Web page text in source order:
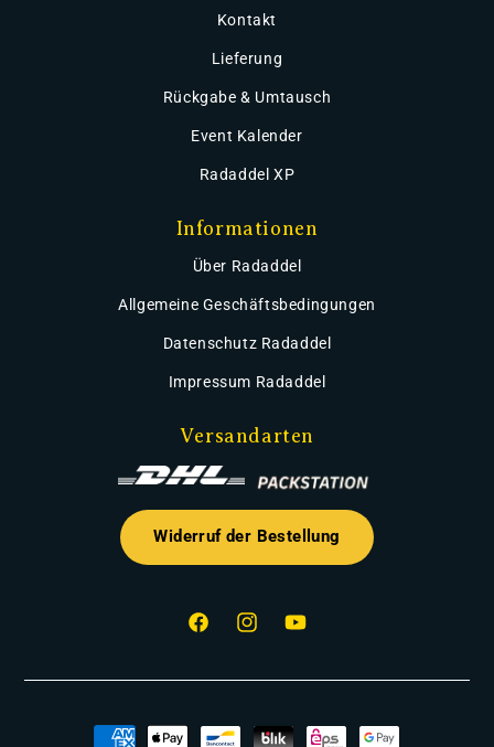
Kontakt
Lieferung
Rückgabe & Umtausch
Event Kalender
Radaddel XP
Informationen
Über Radaddel
Allgemeine Geschäftsbedingungen
Datenschutz Radaddel
Impressum Radaddel
Versandarten
Widerruf der Bestellung
FacebookInstagramYouTube
Zahlungsmethoden